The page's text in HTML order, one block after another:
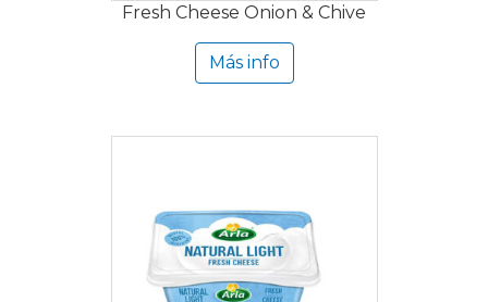
Fresh Cheese Onion & Chive
Más info